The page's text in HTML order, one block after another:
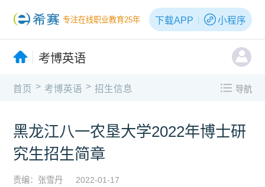
专注在线职业教育25年 下载APP 小程序
考博英语
首页 > 考博英语 > 招生信息 导航
黑龙江八一农垦大学2022年博士研
究生招生简章
责编：张雪丹 2022-01-17